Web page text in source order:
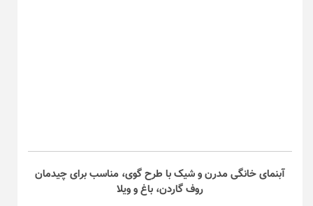
آبنمای خانگی مدرن و شیک با طرح گوی، مناسب برای چیدمان
روف گاردن، باغ و ویلا